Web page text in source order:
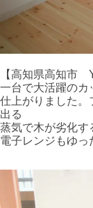
【高知県高知市
一台で大活躍のカ
仕上がりました。
出る
蒸気で木が劣化す
電子レンジもゆっ